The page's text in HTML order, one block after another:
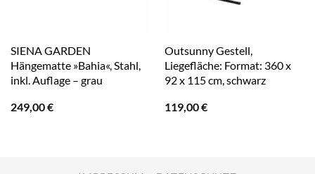
SIENA GARDEN
Hängematte »Bahia«, Stahl,
inkl. Auflage – grau
249,00€
Outsunny Gestell,
Liegefläche: Format: 360 x
92 x 115 cm, schwarz
119,00€